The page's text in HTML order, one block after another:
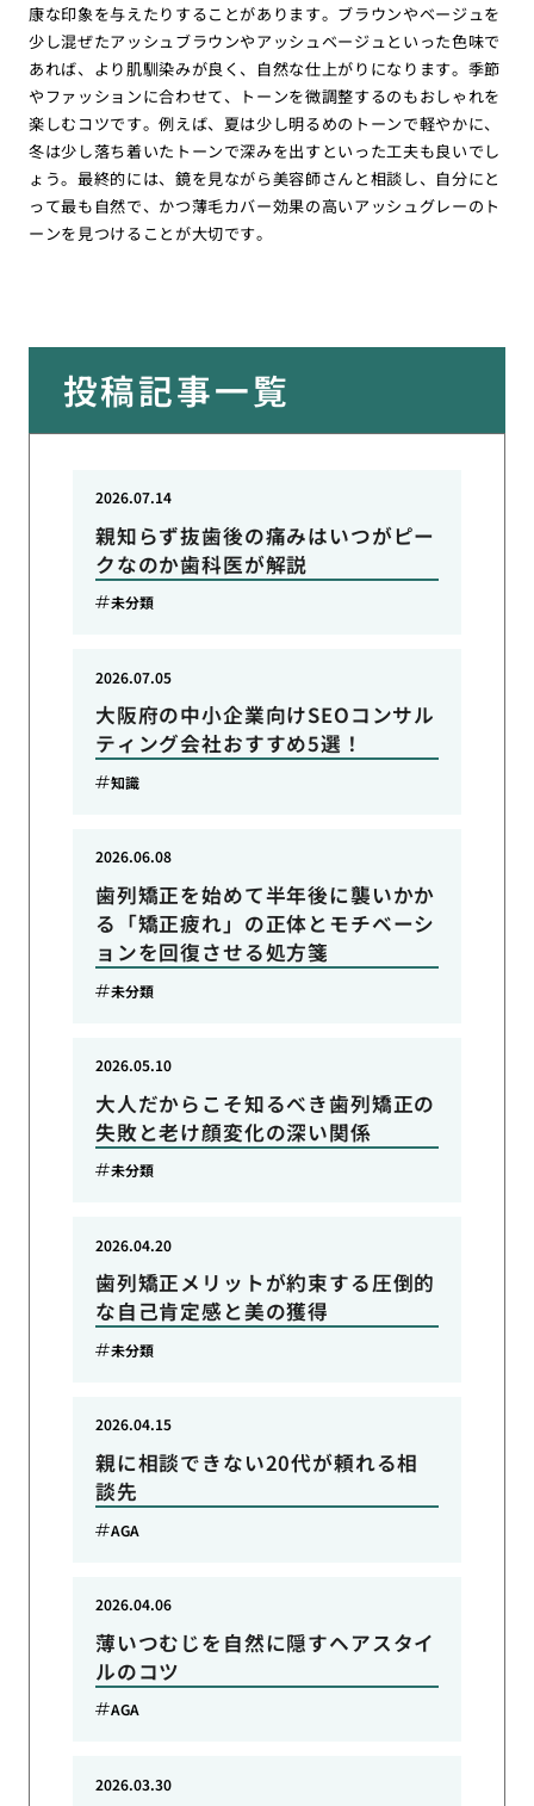
康な印象を与えたりすることがあります。ブラウンやベージュを
少し混ぜたアッシュブラウンやアッシュベージュといった色味で
あれば、より肌馴染みが良く、自然な仕上がりになります。季節
やファッションに合わせて、トーンを微調整するのもおしゃれを
楽しむコツです。例えば、夏は少し明るめのトーンで軽やかに、
冬は少し落ち着いたトーンで深みを出すといった工夫も良いでし
ょう。最終的には、鏡を見ながら美容師さんと相談し、自分にと
って最も自然で、かつ薄毛カバー効果の高いアッシュグレーのト
ーンを見つけることが大切です。
投稿記事一覧
親知らず抜歯後の痛みはいつがピー
クなのか歯科医が解説
2026.07.14
未分類
大阪府の中小企業向けSEOコンサル
ティング会社おすすめ5選！
2026.07.05
知識
歯列矯正を始めて半年後に襲いかか
る「矯正疲れ」の正体とモチベーシ
ョンを回復させる処方箋
2026.06.08
未分類
大人だからこそ知るべき歯列矯正の
失敗と老け顔変化の深い関係
2026.05.10
未分類
歯列矯正メリットが約束する圧倒的
な自己肯定感と美の獲得
2026.04.20
未分類
親に相談できない20代が頼れる相
談先
2026.04.15
AGA
薄いつむじを自然に隠すヘアスタイ
ルのコツ
2026.04.06
AGA
2026.03.30